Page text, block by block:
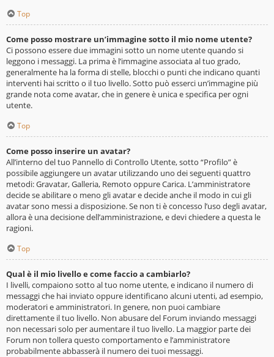
Top
Come posso mostrare un’immagine sotto il mio nome utente?
Ci possono essere due immagini sotto un nome utente quando si
leggono i messaggi. La prima è l’immagine associata al tuo grado,
generalmente ha la forma di stelle, blocchi o punti che indicano quanti
interventi hai scritto o il tuo livello. Sotto può esserci un’immagine più
grande nota come avatar, che in genere è unica e specifica per ogni
utente.
Top
Come posso inserire un avatar?
All’interno del tuo Pannello di Controllo Utente, sotto “Profilo” è
possibile aggiungere un avatar utilizzando uno dei seguenti quattro
metodi: Gravatar, Galleria, Remoto oppure Carica. L’amministratore
decide se abilitare o meno gli avatar e decide anche il modo in cui gli
avatar sono messi a disposizione. Se non ti è concesso l’uso degli avatar,
allora è una decisione dell’amministrazione, e devi chiedere a questa le
ragioni.
Top
Qual è il mio livello e come faccio a cambiarlo?
I livelli, compaiono sotto al tuo nome utente, e indicano il numero di
messaggi che hai inviato oppure identificano alcuni utenti, ad esempio,
moderatori e amministratori. In genere, non puoi cambiare
direttamente il tuo livello. Non abusare del Forum inviando messaggi
non necessari solo per aumentare il tuo livello. La maggior parte dei
Forum non tollera questo comportamento e l’amministratore
probabilmente abbasserà il numero dei tuoi messaggi.